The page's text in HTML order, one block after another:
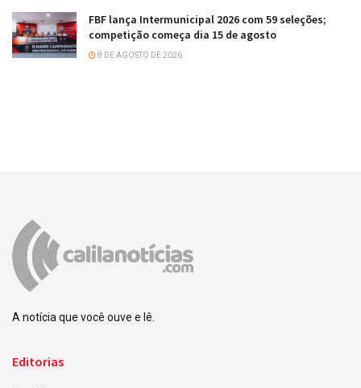
FBF lança Intermunicipal 2026 com 59 seleções;
competição começa dia 15 de agosto
8 DE AGOSTO DE 2026
A notícia que você ouve e lê.
Editorias